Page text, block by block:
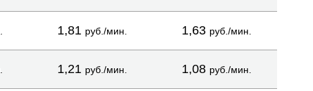
1,81 руб./мин. 1,63 руб./мин.
1,21 руб./мин. 1,08 руб./мин.